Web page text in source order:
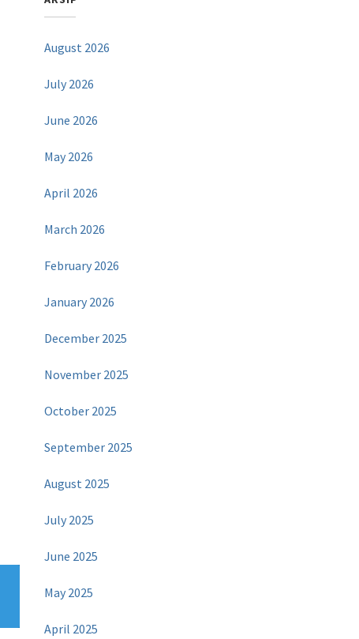
August 2026
July 2026
June 2026
May 2026
April 2026
March 2026
February 2026
January 2026
December 2025
November 2025
October 2025
September 2025
August 2025
July 2025
June 2025
May 2025
April 2025